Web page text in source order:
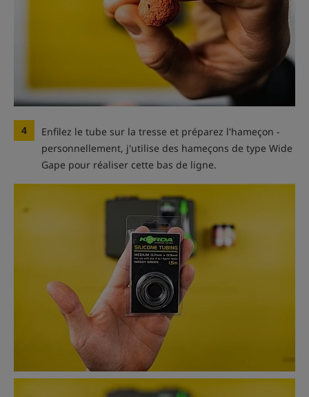
4
Enfilez le tube sur la tresse et préparez l'hameçon -
personnellement, j'utilise des hameçons de type Wide
Gape pour réaliser cette bas de ligne.